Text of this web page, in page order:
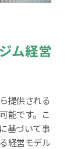
ム経営
提供される
能です。こ
基づいて事
経営モデル